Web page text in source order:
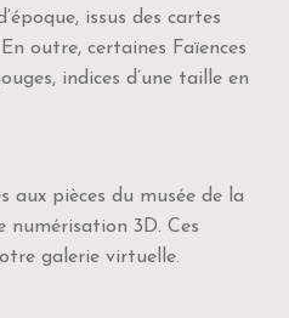
issus des cartes
outre, certaines Faïences
indices d’une taille en
aux pièces du musée de la
numérisation 3D. Ces
galerie virtuelle.